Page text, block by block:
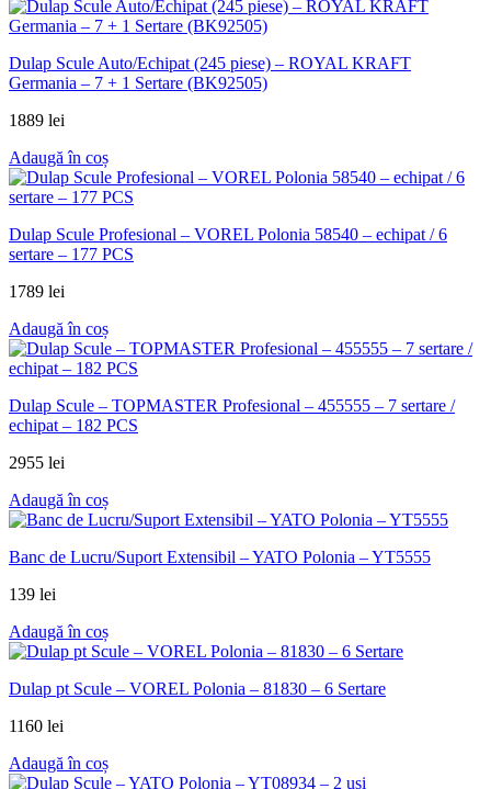
Dulap Scule Auto/Echipat (245 piese) – ROYAL KRAFT
Germania – 7 + 1 Sertare (BK92505)
1889 lei
Adaugă în coș
Dulap Scule Profesional – VOREL Polonia 58540 – echipat / 6
sertare – 177 PCS
1789 lei
Adaugă în coș
Dulap Scule – TOPMASTER Profesional – 455555 – 7 sertare /
echipat – 182 PCS
2955 lei
Adaugă în coș
Banc de Lucru/Suport Extensibil – YATO Polonia – YT5555
139 lei
Adaugă în coș
Dulap pt Scule – VOREL Polonia – 81830 – 6 Sertare
1160 lei
Adaugă în coș